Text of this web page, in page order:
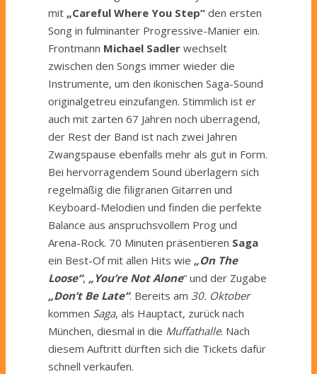
mit „Careful Where You Step“ den ersten
Song in fulminanter Progressive-Manier ein.
Frontmann Michael Sadler wechselt
zwischen den Songs immer wieder die
Instrumente, um den ikonischen Saga-Sound
originalgetreu einzufangen. Stimmlich ist er
auch mit zarten 67 Jahren noch überragend,
der Rest der Band ist nach zwei Jahren
Zwangspause ebenfalls mehr als gut in Form.
Bei hervorragendem Sound überlagern sich
regelmäßig die filigranen Gitarren und
Keyboard-Melodien und finden die perfekte
Balance aus anspruchsvollem Prog und
Arena-Rock. 70 Minuten präsentieren Saga
ein Best-Of mit allen Hits wie „On The
Loose“, „You’re Not Alone“ und der Zugabe
„Don’t Be Late“. Bereits am 30. Oktober
kommen Saga, als Hauptact, zurück nach
München, diesmal in die Muffathalle. Nach
diesem Auftritt dürften sich die Tickets dafür
schnell verkaufen.